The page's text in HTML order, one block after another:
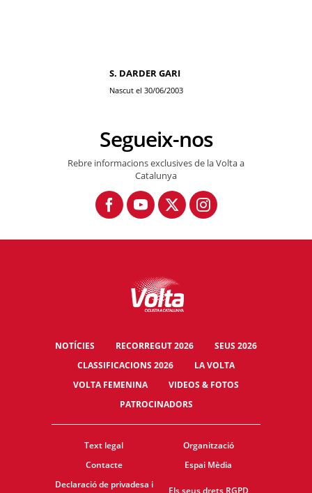
S. DARDER GARI
Nascut el 30/06/2003
Segueix-nos
Rebre informacions exclusives de la Volta a
Catalunya
NOTÍCIES RECORREGUT 2026
SEUS 2026
CLASSIFICACIONS 2026
LA VOLTA
VOLTA FEMENINA
VIDEOS & FOTOS
PATROCINADORS
Text legal
Organització
Contacte
Espai Mèdia
Declaració de privadesa i
Els seus drets RGPD